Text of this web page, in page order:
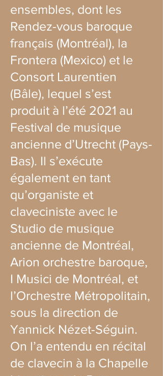
ensembles, dont les
Rendez-vous baroque
français (Montréal), la
Frontera (Mexico) et le
Consort Laurentien
(Bâle), lequel s’est
produit à l’été 2021 au
Festival de musique
ancienne d’Utrecht (Pays-
Bas). Il s’exécute
également en tant
qu’organiste et
claveciniste avec le
Studio de musique
ancienne de Montréal,
Arion orchestre baroque,
I Musici de Montréal, et
l’Orchestre Métropolitain,
sous la direction de
Yannick Nézet-Séguin.
On l’a entendu en récital
de clavecin à la Chapelle